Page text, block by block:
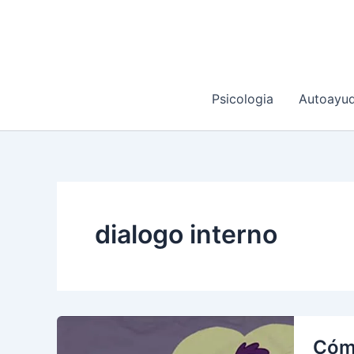
Psicologia
dialogo interno